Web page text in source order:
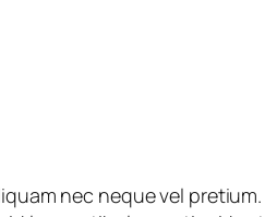
nec neque vel pretium.